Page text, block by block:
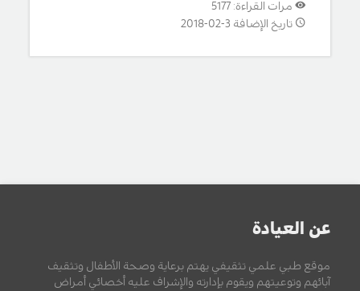
مرات القراءة: 5177
تاريخ الإضافة 3-02-2018
عن العيادة
موقع طبي علمي تثقيفي يهتم برعاية وصحة الأطفال وتثقيف
آبائهم وتوعيتهم ويقوم بإدارته والإشراف عليه أخصائي أمراض